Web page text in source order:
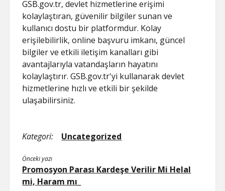
GSB.gov.tr, devlet hizmetlerine erişimi
kolaylaştıran, güvenilir bilgiler sunan ve
kullanıcı dostu bir platformdur. Kolay
erişilebilirlik, online başvuru imkanı, güncel
bilgiler ve etkili iletişim kanalları gibi
avantajlarıyla vatandaşların hayatını
kolaylaştırır. GSB.gov.tr'yi kullanarak devlet
hizmetlerine hızlı ve etkili bir şekilde
ulaşabilirsiniz.
Kategori: Uncategorized
Önceki yazı
Promosyon Parası Kardeşe Verilir Mi Helal
mi, Haram mı_